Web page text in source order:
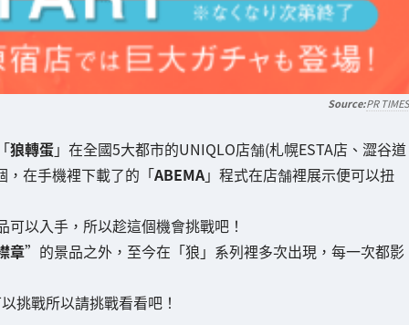
PR TIMES
狼轉蛋」在全國5大都市的UNIQLO店舗(札幌ESTA店、澀谷道
，在手機裡下載了的「ABEMA」程式在店舗裡展示便可以扭
以入手，所以趁這個機會挑戰吧！
章”的景品之外，至今在「狼」系列裡多次出現，每一次都影
挑戰所以請挑戰看看吧！